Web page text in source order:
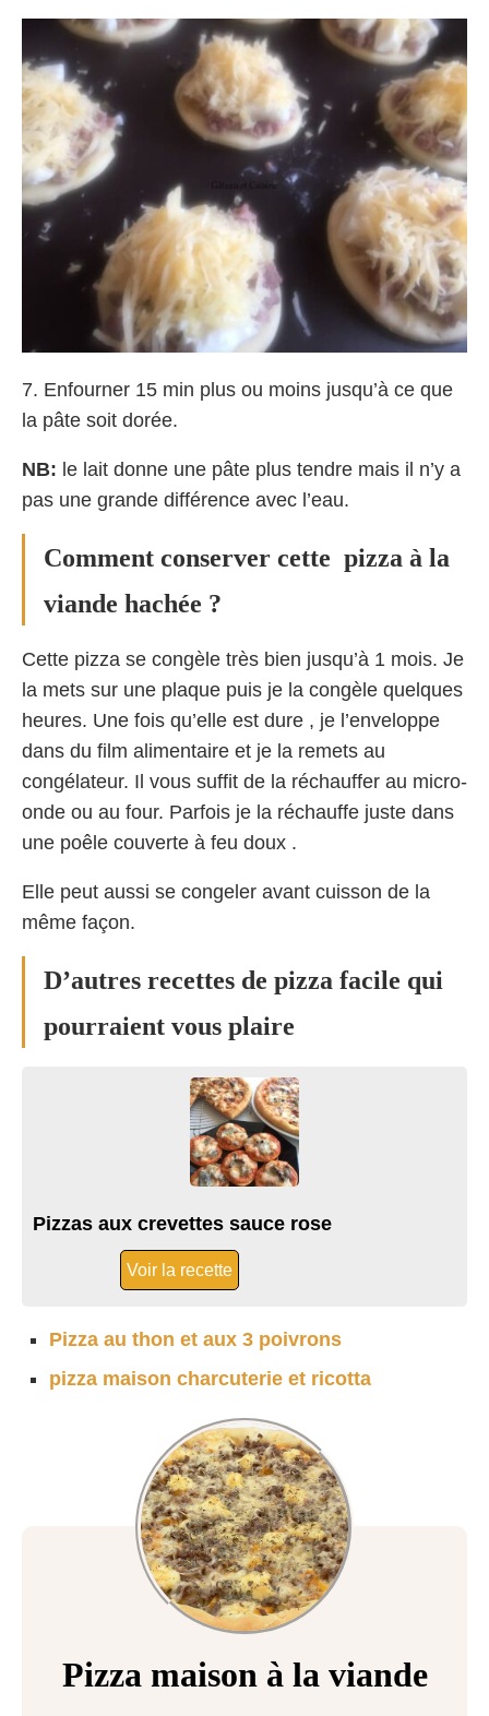
7. Enfourner 15 min plus ou moins jusqu’à ce que
la pâte soit dorée.
NB: le lait donne une pâte plus tendre mais il n’y a
pas une grande différence avec l’eau.
Comment conserver cette pizza à la
viande hachée ?
Cette pizza se congèle très bien jusqu’à 1 mois. Je
la mets sur une plaque puis je la congèle quelques
heures. Une fois qu’elle est dure , je l’enveloppe
dans du film alimentaire et je la remets au
congélateur. Il vous suffit de la réchauffer au micro-
onde ou au four. Parfois je la réchauffe juste dans
une poêle couverte à feu doux .
Elle peut aussi se congeler avant cuisson de la
même façon.
D’autres recettes de pizza facile qui
pourraient vous plaire
Pizzas aux crevettes sauce rose
Voir la recette
Pizza au thon et aux 3 poivrons
pizza maison charcuterie et ricotta
Pizza maison à la viande